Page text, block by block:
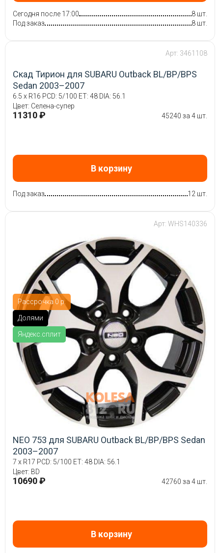
Сегодня после 17:00
8 шт.
Под заказ
8 шт.
Арт: 3461108
Скад Тирион для SUBARU Outback BL/BP/BPS
Sedan 2003–2007
6.5 x R16 PCD: 5/100 ET: 48 DIA: 56.1
Цвет: Селена-супер
11310 ₽ 45240 за 4 шт.
В корзину
Под заказ 12 шт.
Рассрочка 0 р.
Долями
Яндекс.сплит
Арт: WHS140336
NEO 753 для SUBARU Outback BL/BP/BPS Sedan
2003–2007
7 x R17 PCD: 5/100 ET: 48 DIA: 56.1
Цвет: BD
10690 ₽ 42760 за 4 шт.
В корзину